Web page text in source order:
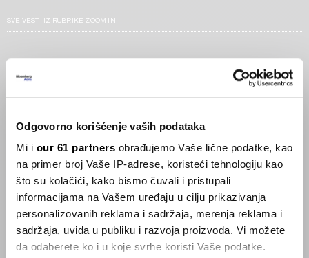
Odgovorno korišćenje vaših podataka
Mi i our 61 partners obrađujemo Vaše lične podatke, kao
na primer broj Vaše IP-adrese, koristeći tehnologiju kao
što su kolačići, kako bismo čuvali i pristupali
informacijama na Vašem uređaju u cilju prikazivanja
personalizovanih reklama i sadržaja, merenja reklama i
sadržaja, uvida u publiku i razvoja proizvoda. Vi možete
da odaberete ko i u koje svrhe koristi Vaše podatke.
SVE VESTI IZ RUBRIKE ZOOM IN
Businessweek Adria
Korisnici GLP-1 lijekova mršave,
29.01.2026
Visok trošak selidbe kompanija iz Kine
05.12.2025
Privatni letovi postaju dostupan